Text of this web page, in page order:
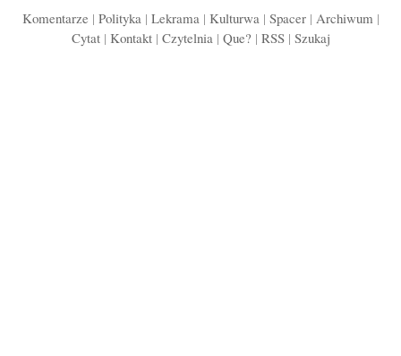
Komentarze | Polityka| Lekrama| Kulturwa| Spacer| Archiwum |
Cytat| Kontakt| Czytelnia| Que? | RSS| Szukaj